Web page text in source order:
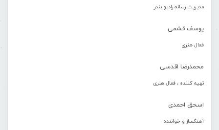
مدیریت رسانه رادیو بندر
یوسف قشمی
فعال هنری
محمدرضا اقدسی
تهیه کننده ، فعال هنری
اسحق احمدی
آهنگساز و خواننده